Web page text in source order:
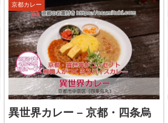
京都カレー
異世界カレー – 京都・四条烏